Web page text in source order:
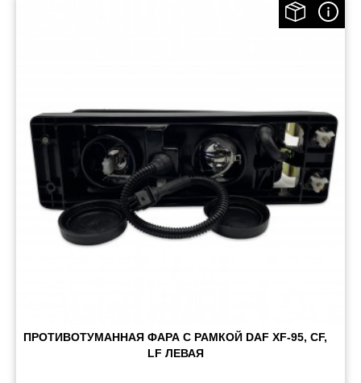
ПРОТИВОТУМАННАЯ ФАРА С РАМКОЙ DAF XF-95, CF,
LF ЛЕВАЯ